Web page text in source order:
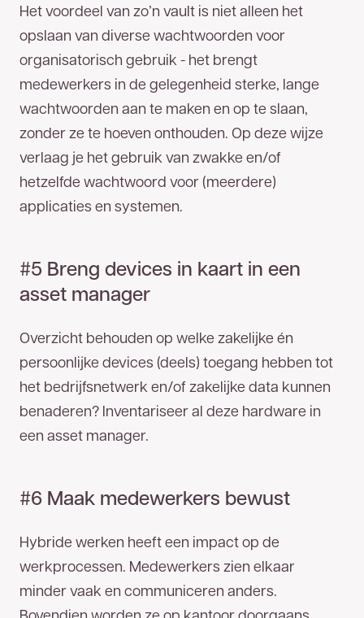
Het voordeel van zo’n vault is niet alleen het
opslaan van diverse wachtwoorden voor
organisatorisch gebruik - het brengt
medewerkers in de gelegenheid sterke, lange
wachtwoorden aan te maken en op te slaan,
zonder ze te hoeven onthouden. Op deze wijze
verlaag je het gebruik van zwakke en/of
hetzelfde wachtwoord voor (meerdere)
applicaties en systemen.
#5 Breng devices in kaart in een
asset manager
Overzicht behouden op welke zakelijke én
persoonlijke devices (deels) toegang hebben tot
het bedrijfsnetwerk en/of zakelijke data kunnen
benaderen? Inventariseer al deze hardware in
een asset manager.
#6 Maak medewerkers bewust
Hybride werken heeft een impact op de
werkprocessen. Medewerkers zien elkaar
minder vaak en communiceren anders.